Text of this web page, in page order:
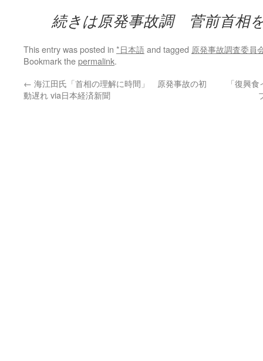
続きは原発事故調 菅前首相
This entry was posted in *日本語and tagged 原発事故調査委員
Bookmark thepermalink.
← 海江田氏「首相の理解に時間」 原発事故の初
動遅れ via日本経済新聞
「復興